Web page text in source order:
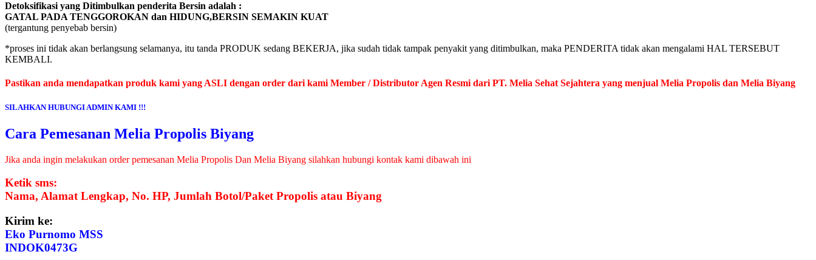
Detoksifikasi yang Ditimbulkan penderita Bersin adalah :
GATAL PADA TENGGOROKAN dan HIDUNG,BERSIN SEMAKIN KUAT
(tergantung penyebab bersin)
*proses ini tidak akan berlangsung selamanya, itu tanda PRODUK sedang BEKERJA, jika sudah tidak tampak penyakit yang ditimbulkan, maka PENDERITA tidak akan mengalami HAL TERSEBUT
KEMBALI.
Pastikan anda mendapatkan produk kami yang ASLI dengan order dari kami Member / Distributor Agen Resmi dari PT. Melia Sehat Sejahtera yang menjual Melia Propolis dan Melia Biyang
SILAHKAN HUBUNGI ADMIN KAMI !!!
Cara Pemesanan Melia Propolis Biyang
Jika anda ingin melakukan order pemesanan Melia Propolis Dan Melia Biyang silahkan hubungi kontak kami dibawah ini
Ketik sms:
Nama, Alamat Lengkap, No. HP, Jumlah Botol/Paket Propolis atau Biyang
Kirim ke:
Eko Purnomo MSS
INDOK0473G